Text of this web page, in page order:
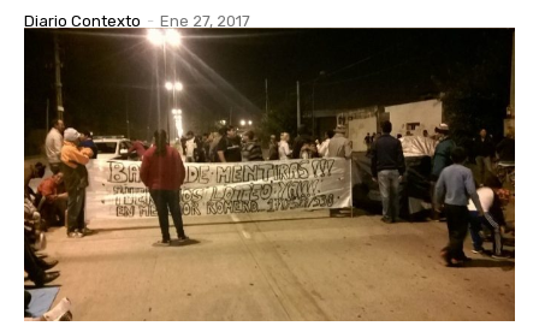
Diario Contexto - Ene 27, 2017